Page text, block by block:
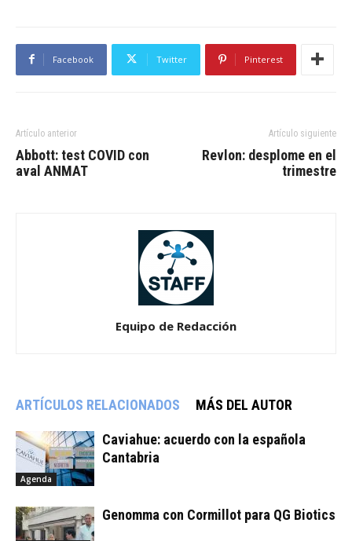
Facebook Twitter Pinterest
Artículo anterior
Abbott: test COVID con
aval ANMAT
Artículo siguiente
Revlon: desplome en el
trimestre
Equipo de Redacción
ARTÍCULOS RELACIONADOS MÁS DEL AUTOR
Agenda
Caviahue: acuerdo con la española
Cantabria
Genomma con Cormillot para QG Biotics